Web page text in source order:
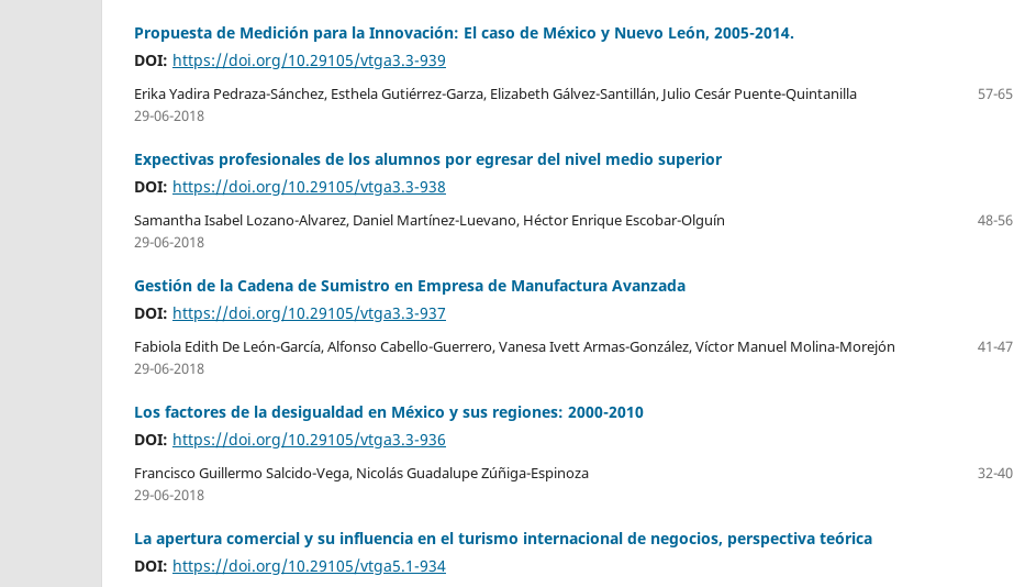
Propuesta de Medición para la Innovación: El caso de México y Nuevo León, 2005-2014.
DOI: https://doi.org/10.29105/vtga3.3-939
Erika Yadira Pedraza-Sánchez, Esthela Gutiérrez-Garza, Elizabeth Gálvez-Santillán, Julio Cesár Puente-Quintanilla
57-65
29-06-2018
Expectivas profesionales de los alumnos por egresar del nivel medio superior
DOI: https://doi.org/10.29105/vtga3.3-938
Samantha Isabel Lozano-Alvarez, Daniel Martínez-Luevano, Héctor Enrique Escobar-Olguín
48-56
29-06-2018
Gestión de la Cadena de Sumistro en Empresa de Manufactura Avanzada
DOI: https://doi.org/10.29105/vtga3.3-937
Fabiola Edith De León-García, Alfonso Cabello-Guerrero, Vanesa Ivett Armas-González, Víctor Manuel Molina-Morejón
41-47
29-06-2018
Los factores de la desigualdad en México y sus regiones: 2000-2010
DOI: https://doi.org/10.29105/vtga3.3-936
Francisco Guillermo Salcido-Vega, Nicolás Guadalupe Zúñiga-Espinoza
32-40
29-06-2018
La apertura comercial y su influencia en el turismo internacional de negocios, perspectiva teórica
DOI: https://doi.org/10.29105/vtga5.1-934